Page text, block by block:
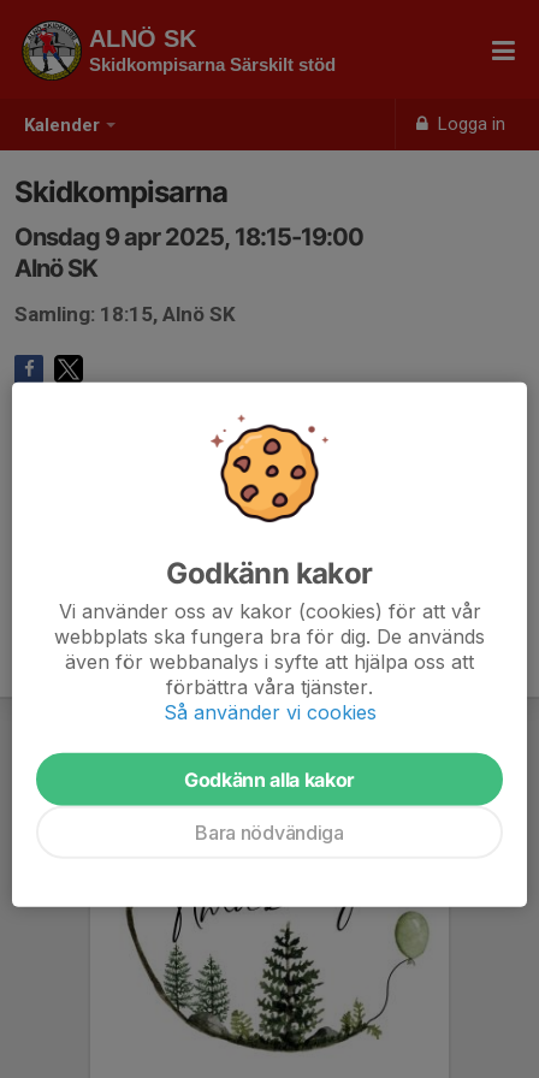
Kalender Logga in
ALNÖ SK
Skidkompisarna Särskilt stöd
Skidkompisarna
Onsdag 9 apr 2025, 18:15-19:00
Alnö SK
Samling: 18:15, Alnö SK
Godkänn kakor
Vi använder oss av kakor (cookies) för att vår
webbplats ska fungera bra för dig. De används
även för webbanalys i syfte att hjälpa oss att
förbättra våra tjänster.
Så använder vi cookies
Godkänn alla kakor
Bara nödvändiga